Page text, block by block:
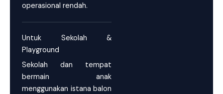
operasional rendah.
Untuk Sekolah &
Playground
Sekolah dan tempat
bermain anak
menggunakan istana balon